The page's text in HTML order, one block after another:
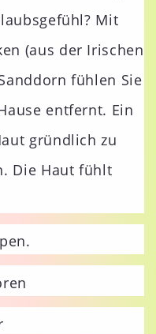
Mit
(aus der Irischen
fühlen Sie
entfernt. Ein
gründlich zu
Die Haut fühlt